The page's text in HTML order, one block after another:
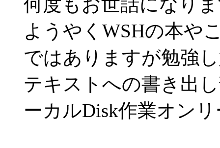
ようやくWSHの本や
ではありますが勉強
テキストへの書き出
ーカルDisk作業オン